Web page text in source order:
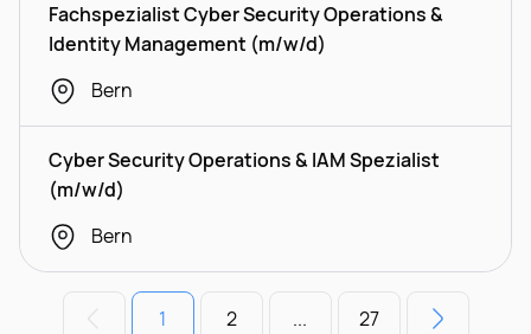
Fachspezialist Cyber Security Operations &
Identity Management (m/w/d)
Bern
Cyber Security Operations & IAM Spezialist
(m/w/d)
Bern
1 2 ... 27